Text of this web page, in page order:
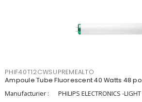
PHIF40T12CWSUPREMEALTO
Ampoule Tube Fluorescent 40 Watts 48 po
Manufacturier :
PHILIPS ELECTRONICS -LIGHT